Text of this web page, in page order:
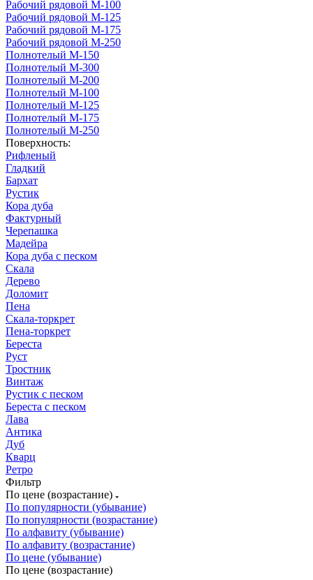
Рабочий рядовой М-100
Рабочий рядовой М-125
Рабочий рядовой М-175
Рабочий рядовой М-250
Полнотелый М-150
Полнотелый М-300
Полнотелый М-200
Полнотелый М-100
Полнотелый М-125
Полнотелый М-175
Полнотелый М-250
Поверхность:
Рифленый
Гладкий
Бархат
Рустик
Кора дуба
Фактурный
Черепашка
Мадейра
Кора дуба с песком
Скала
Дерево
Доломит
Пена
Скала-торкрет
Пена-торкрет
Береста
Руст
Тростник
Винтаж
Рустик с песком
Береста с песком
Лава
Антика
Дуб
Кварц
Ретро
Фильтр
По цене (возрастание)
По популярности (убывание)
По популярности (возрастание)
По алфавиту (убывание)
По алфавиту (возрастание)
По цене (убывание)
По цене (возрастание)